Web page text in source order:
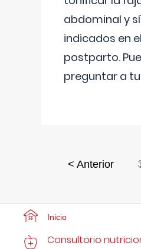
abdominal y
indicados en el
postparto.
preguntar a
< Anterior
Inicio
Consultorio